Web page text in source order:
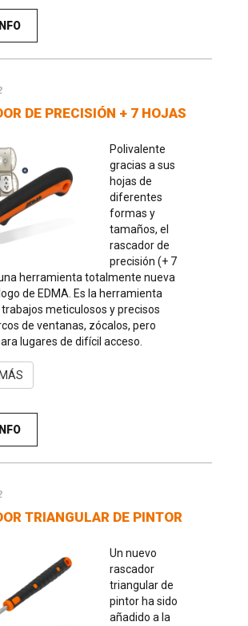
DE PRECISIÓN + 7 HOJAS
Polivalente
gracias a sus
hojas de
diferentes
formas y
tamaños, el
rascador de
precisión (+ 7
herramienta totalmente nueva
de EDMA. Es la herramienta
meticulosos y precisos
de ventanas, zócalos, pero
lugares de difícil acceso.
TRIANGULAR DE PINTOR
Un nuevo
rascador
triangular de
pintor ha sido
añadido a la